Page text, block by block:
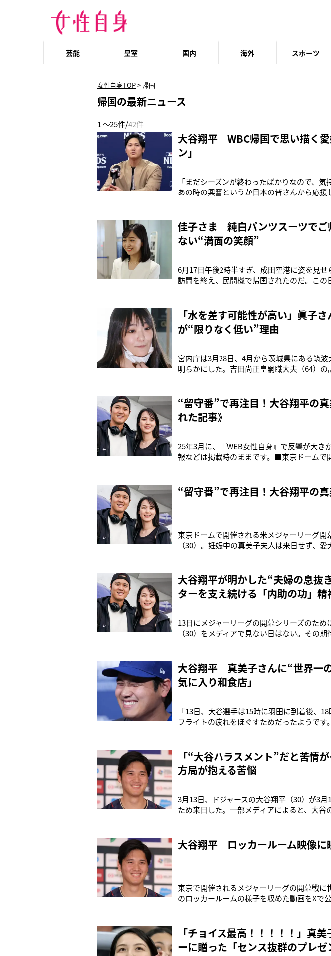
芸能 皇室 国内 海外 スポーツ
女性自身TOP> 帰国
帰国の最新ニュース
1 ～25件/42件
大谷翔平 WBC帰国で思い描く
ン」
「まだシーズンが終わったばかりなので、
あの時の興奮というか日本の皆さんから応
（31）は、グローバルアンバサダーを務め
スポーツ紙記者は言う。「大谷選
佳子さま 純白パンツスーツでご
ない“満面の笑顔”
6月17日午後2時半すぎ、成田空港に姿を見
訪問を終え、民間機で帰国されたのだ。この
ルな装いだった。佳子さまにとって、初め
市では、各地で歓迎行事などに臨まれ
「水を差す可能性が高い」眞子
が“限りなく低い”理由
宮内庁は3月28日、4月から茨城県にある筑
明らかにした。吉田尚正皇嗣職大夫（64）
仁さまの大学生活スタートまであとわずか
いる。男性皇族の成年式が執り
“留守番”で再注目！大谷翔平の
れた記事》
25年3月に、『WEB女性自身』で反響が大
報などは掲載時のままです。■東京ドームで
ドジャースの選手一行は3月13日に羽田空
希投手（23）が選手
“留守番”で再注目！大谷翔平の
東京ドームで開催される米メジャーリーグ
（30）。妊娠中の真美子夫人は来日せず、
夕食会を主催。食通には有名なマグロ仲卸
取れない焼き鳥店”とも伝
大谷翔平が明かした“夫婦の息
ターを支え続ける「内助の功」精
13日にメジャーリーグの開幕シリーズのた
（30）をメディアで見ない日はない。その
ORICON NEWSが『【大谷翔平・独占イン
ーションで活躍 私生活で
大谷翔平 真美子さんに“世界一
気に入り和食店」
「13日、大谷選手は15時に羽田に到着後、
フライトの疲れをほぐすためだったようで
ドジャースの大谷翔平選手（30）が18日の
の妻・真美子さん（28）と愛
「“大谷ハラスメント”だと苦
方局が抱える苦悩
3月13日、ドジャースの大谷翔平（30）が3
ため来日した。一部メディアによると、大
に大谷が出演するセイコーウオッチ株式会
セー、3月1
大谷翔平 ロッカールーム映像に
東京で開催されるメジャーリーグの開幕戦
のロッカールームの様子を収めた動画をXで
ロッカーを挟んで大谷翔平（30）となって
の棚にはスキンケア用品と見
「チョイス最高！！！！！」真
ーに贈った「センス抜群のプレゼ